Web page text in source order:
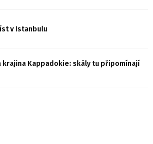
v Istanbulu
krajina Kappadokie: skály tu připomínají